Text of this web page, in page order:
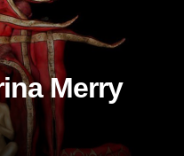
Merry